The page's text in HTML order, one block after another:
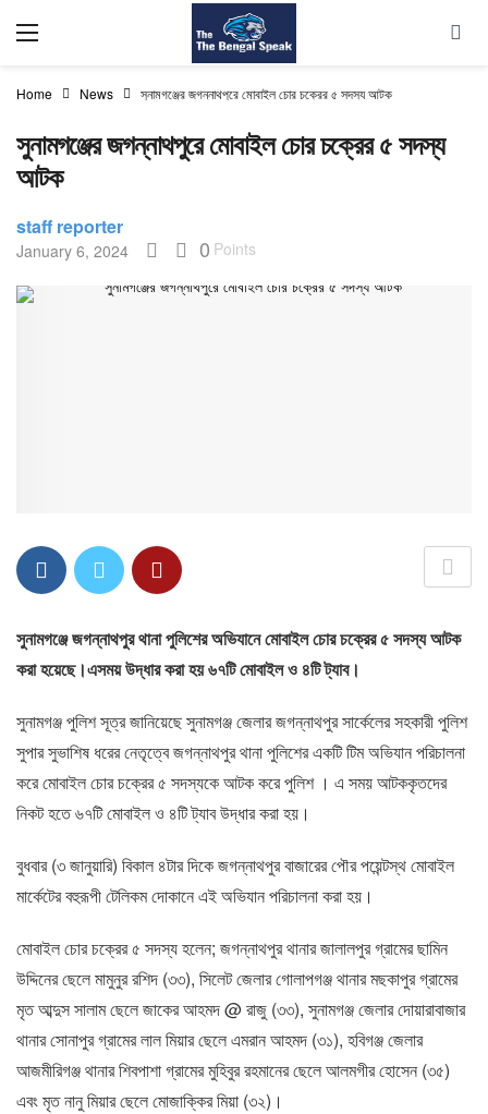
Home News সুনামগঞ্জের জগন্নাথপুরে মোবাইল চোর চক্রের ৫ সদস্য আটক
সুনামগঞ্জের জগন্নাথপুরে মোবাইল চোর চক্রের ৫ সদস্য
আটক
staff reporter
January 6, 2024 0 Points
সুনামগঞ্জে জগন্নাথপুর থানা পুলিশের অভিযানে মোবাইল চোর চক্রের ৫ সদস্য আটক
করা হয়েছে।এসময় উদ্ধার করা হয় ৬৭টি মোবাইল ও ৪টি ট্যাব।
সুনামগঞ্জ পুলিশ সূত্র জানিয়েছে সুনামগঞ্জ জেলার জগন্নাথপুর সার্কেলের সহকারী পুলিশ
সুপার সুভাশিষ ধরের নেতৃত্বে জগন্নাথপুর থানা পুলিশের একটি টিম অভিযান পরিচালনা
করে মোবাইল চোর চক্রের ৫ সদস্যকে আটক করে পুলিশ । এ সময় আটককৃতদের
নিকট হতে ৬৭টি মোবাইল ও ৪টি ট্যাব উদ্ধার করা হয়।
বুধবার (৩ জানুয়ারি) বিকাল ৪টার দিকে জগন্নাথপুর বাজারের পৌর পয়েন্টস্থ মোবাইল
মার্কেটের বহুরূপী টেলিকম দোকানে এই অভিযান পরিচালনা করা হয়।
মোবাইল চোর চক্রের ৫ সদস্য হলেন; জগন্নাথপুর থানার জালালপুর গ্রামের ছামিন
উদ্দিনের ছেলে মামুনুর রশিদ (৩৩), সিলেট জেলার গোলাপগঞ্জ থানার মছকাপুর গ্রামের
মৃত আব্দুস সালাম ছেলে জাকের আহমদ @ রাজু (৩৩), সুনামগঞ্জ জেলার দোয়ারাবাজার
থানার সোনাপুর গ্রামের লাল মিয়ার ছেলে এমরান আহমদ (৩১), হবিগঞ্জ জেলার
আজমীরিগঞ্জ থানার শিবপাশা গ্রামের মুহিবুর রহমানের ছেলে আলমগীর হোসেন (৩৫)
এবং মৃত নানু মিয়ার ছেলে মোজাক্কির মিয়া (৩২)।